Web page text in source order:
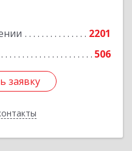
2201
506
заявку
заявку